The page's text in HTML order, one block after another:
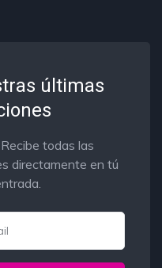
últimas
todas las
directamente en tú